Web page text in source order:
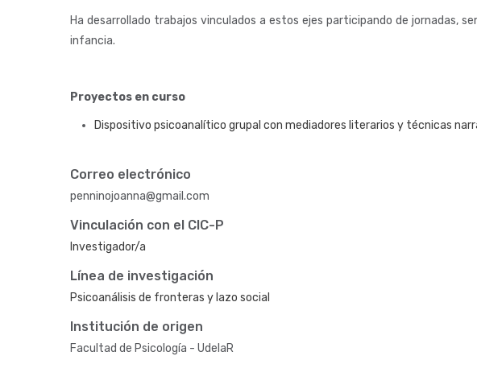
Ha desarrollado trabajos vinculados a estos ejes participando de jornadas,
infancia.
Proyectos en curso
Dispositivo psicoanalítico grupal con mediadores literarios y técnicas
Correo electrónico
penninojoanna@gmail.com
Vinculación con el CIC-P
Investigador/a
Línea de investigación
Psicoanálisis de fronteras y lazo social
Institución de origen
Facultad de Psicología - UdelaR